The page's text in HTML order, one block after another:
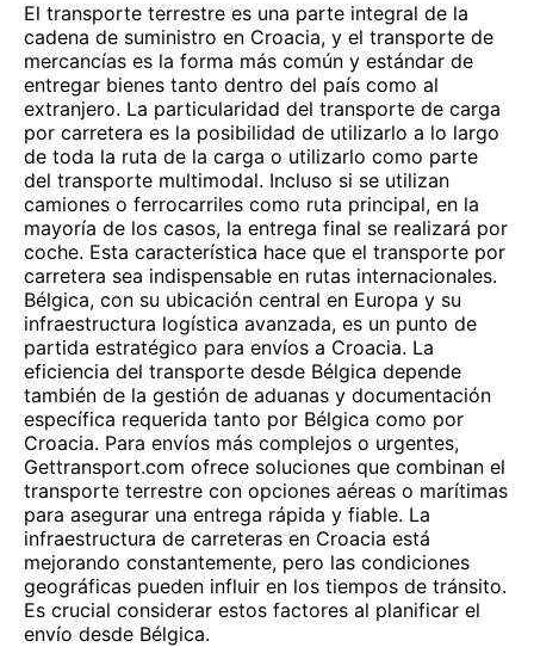
El transporte terrestre es una parte integral de la
cadena de suministro en Croacia, y el transporte de
mercancías es la forma más común y estándar de
entregar bienes tanto dentro del país como al
extranjero. La particularidad del transporte de carga
por carretera es la posibilidad de utilizarlo a lo largo
de toda la ruta de la carga o utilizarlo como parte
del transporte multimodal. Incluso si se utilizan
camiones o ferrocarriles como ruta principal, en la
mayoría de los casos, la entrega final se realizará por
coche. Esta característica hace que el transporte por
carretera sea indispensable en rutas internacionales.
Bélgica, con su ubicación central en Europa y su
infraestructura logística avanzada, es un punto de
partida estratégico para envíos a Croacia. La
eficiencia del transporte desde Bélgica depende
también de la gestión de aduanas y documentación
específica requerida tanto por Bélgica como por
Croacia. Para envíos más complejos o urgentes,
Gettransport.com ofrece soluciones que combinan el
transporte terrestre con opciones aéreas o marítimas
para asegurar una entrega rápida y fiable. La
infraestructura de carreteras en Croacia está
mejorando constantemente, pero las condiciones
geográficas pueden influir en los tiempos de tránsito.
Es crucial considerar estos factores al planificar el
envío desde Bélgica.